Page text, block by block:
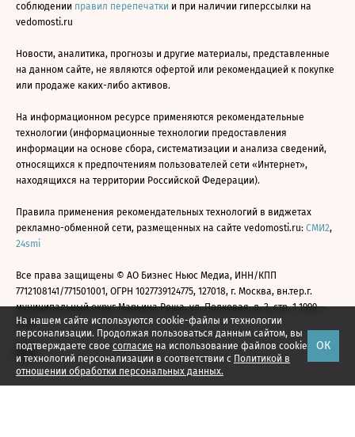
На нашем сайте используются cookie-файлы и технологии
персонализации. Продолжая пользоваться данным сайтом, вы
подтверждаете свое согласие на использование файлов cookie
и технологий персонализации в соответствии с Политикой в
отношении обработки персональных данных.
ОК
соблюдении правил перепечатки и при наличии гиперссылки на
vedomosti.ru
Новости, аналитика, прогнозы и другие материалы, представленные
на данном сайте, не являются офертой или рекомендацией к покупке
или продаже каких-либо активов.
На информационном ресурсе применяются рекомендательные
технологии (информационные технологии предоставления
информации на основе сбора, систематизации и анализа сведений,
относящихся к предпочтениям пользователей сети «Интернет»,
находящихся на территории Российской Федерации).
Правила применения рекомендательных технологий в виджетах
рекламно-обменной сети, размещенных на сайте vedomosti.ru: СМИ2,
24smi
Все права защищены © АО Бизнес Ньюс Медиа, ИНН/КПП
7712108141/771501001, ОГРН 1027739124775, 127018, г. Москва, вн.тер.г.
муниципальный округ Марьина Роща, ул. Полковая, д. 3, стр. 1 1999—
2026